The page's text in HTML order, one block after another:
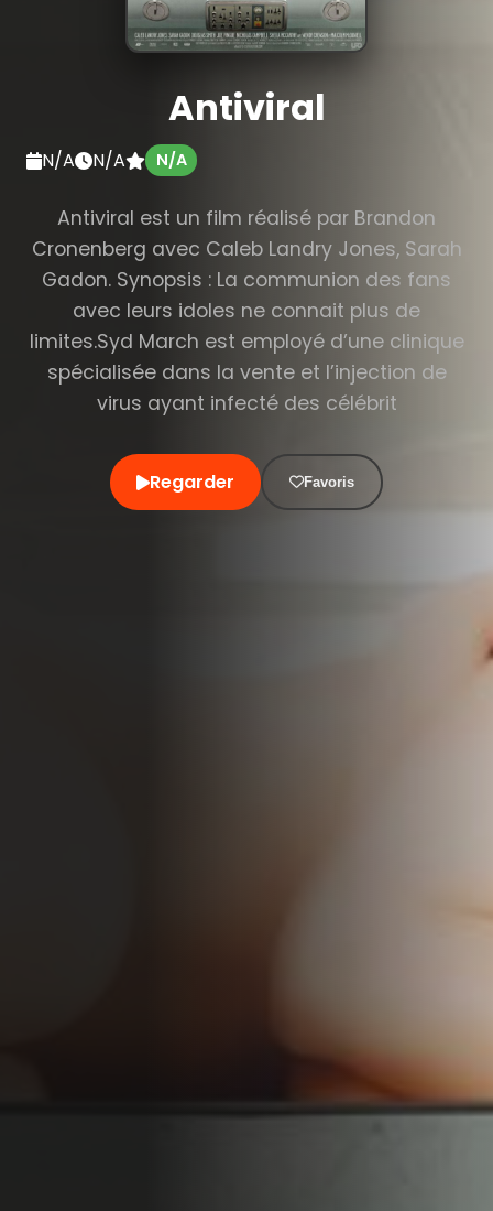
Antiviral
N/A N/A N/A
Antiviral est un film réalisé par Brandon
Cronenberg avec Caleb Landry Jones, Sarah
Gadon. Synopsis : La communion des fans
avec leurs idoles ne connait plus de
limites.Syd March est employé d’une clinique
spécialisée dans la vente et l’injection de
virus ayant infecté des célébrit
Regarder Favoris